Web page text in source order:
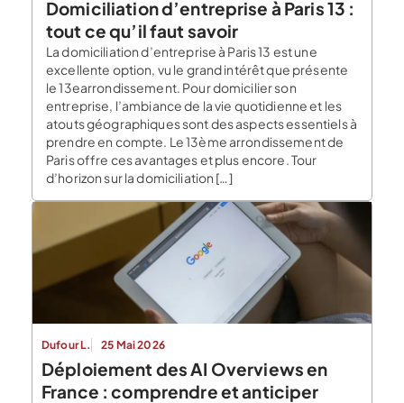
Domiciliation d’entreprise à Paris 13 :
tout ce qu’il faut savoir
La domiciliation d’entreprise à Paris 13 est une
excellente option, vu le grand intérêt que présente
le 13earrondissement. Pour domicilier son
entreprise, l’ambiance de la vie quotidienne et les
atouts géographiques sont des aspects essentiels à
prendre en compte. Le 13ème arrondissement de
Paris offre ces avantages et plus encore. Tour
d’horizon sur la domiciliation […]
Dufour L. 25 Mai 2026
Déploiement des AI Overviews en
France : comprendre et anticiper